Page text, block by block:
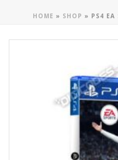
HOME » SHOP » PS4 EA